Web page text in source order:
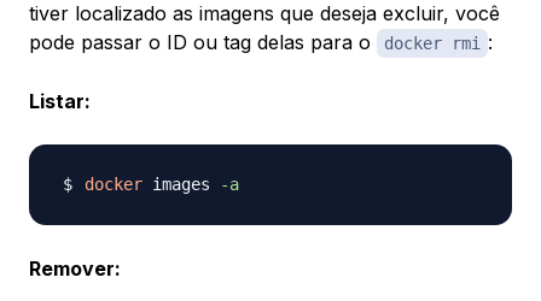
tiver localizado as imagens que deseja excluir, você
pode passar o ID ou tag delas para o
docker rmi :
Listar:
docker images -a
Remover: